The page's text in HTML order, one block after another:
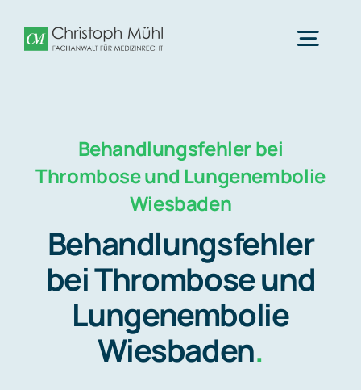
Inhalt
springen
Was wir tun
Fachbereiche
Team
Nachrichten
Behandlungsfehler bei
Thrombose und Lungenembolie
Wiesbaden
Behandlungsfehler
bei Thrombose und
Lungenembolie
Wiesbaden.